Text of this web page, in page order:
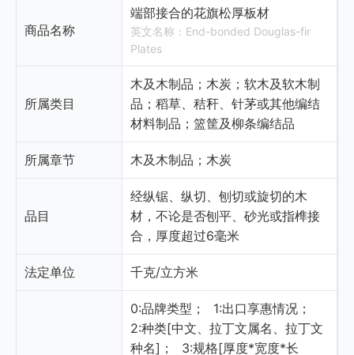
商品名称
端部接合的花旗松厚板材
英文名称：End-bonded Douglas-fir
Plates
所属类目
木及木制品；木炭；软木及软木制
品；稻草、秸秆、针茅或其他编结
材料制品；篮筐及柳条编结品
所属章节 木及木制品；木炭
品目
经纵锯、纵切、刨切或旋切的木
材，不论是否刨平、砂光或指榫接
合，厚度超过6毫米
法定单位 千克/立方米
0:品牌类型；
1:出口享惠情况；
2:种类[中文、拉丁文属名、拉丁文
种名]；
3:规格[厚度*宽度*长